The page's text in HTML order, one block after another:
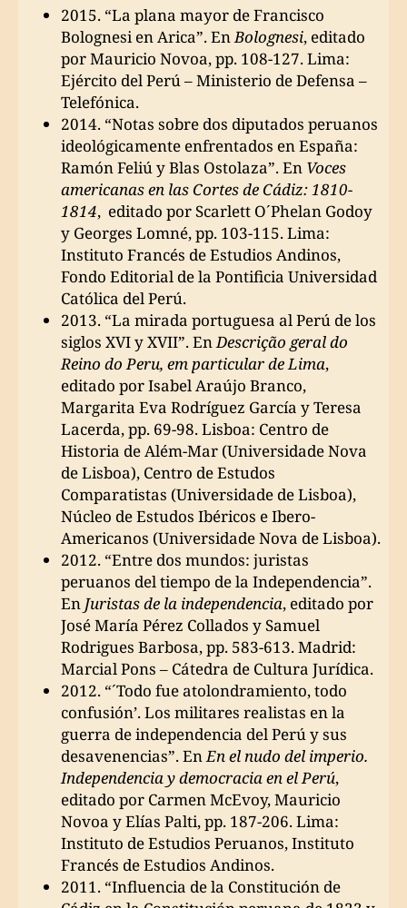
2015. “La plana mayor de Francisco
Bolognesi en Arica”. EnBolognesi, editado
por Mauricio Novoa, pp. 108-127. Lima:
Ejército del Perú – Ministerio de Defensa –
Telefónica.
2014. “Notas sobre dos diputados peruanos
ideológicamente enfrentados en España:
Ramón Feliú y Blas Ostolaza”. En Voces
americanas en las Cortes de Cádiz: 1810-
1814, editado por Scarlett O´Phelan Godoy
y Georges Lomné, pp. 103-115. Lima:
Instituto Francés de Estudios Andinos,
Fondo Editorial de la Pontificia Universidad
Católica del Perú.
2013. “La mirada portuguesa al Perú de los
siglos XVI y XVII”. EnDescrição geral do
Reino do Peru, em particular de Lima,
editado por Isabel Araújo Branco,
Margarita Eva Rodríguez García y Teresa
Lacerda, pp. 69-98. Lisboa: Centro de
Historia de Além-Mar (Universidade Nova
de Lisboa), Centro de Estudos
Comparatistas (Universidade de Lisboa),
Núcleo de Estudos Ibéricos e Ibero-
Americanos (Universidade Nova de Lisboa).
2012. “Entre dos mundos: juristas
peruanos del tiempo de la Independencia”.
En Juristas de la independencia, editado por
José María Pérez Collados y Samuel
Rodrigues Barbosa, pp. 583-613. Madrid:
Marcial Pons – Cátedra de Cultura Jurídica.
2012. “´Todo fue atolondramiento, todo
confusión’. Los militares realistas en la
guerra de independencia del Perú y sus
desavenencias”. EnEn el nudo del imperio.
Independencia y democracia en el Perú,
editado por Carmen McEvoy, Mauricio
Novoa y Elías Palti, pp. 187-206. Lima:
Instituto de Estudios Peruanos, Instituto
Francés de Estudios Andinos.
2011. “Influencia de la Constitución de